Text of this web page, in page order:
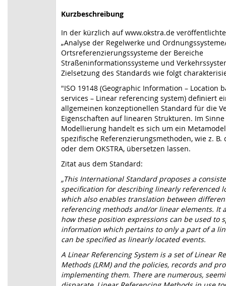
Kurzbeschreibung
In der kürzlich aufwww.okstra.de
„Analyse der Regelwerke und
Ortsreferenzierungssysteme der Bereiche
Straßeninformationssysteme und
Zielsetzung des Standards wie folgt
"ISO 19148 (Geographic Information – Location
services – Linear referencing system) definiert
allgemeinen konzeptionellen Standard für die
Eigenschaften auf linearen Strukturen. Im
Modellierung handelt es sich um ein
spezifische Referenzierungsmethoden, wie z. B.
oder dem OKSTRA, übersetzen lassen.
Zitat aus dem Standard:
„This International Standard proposes a
specification for describing linearly referenced
which also enables translation between
referencing methods and/or linear elements. It
how these position expressions can be used to
information which pertains to only a part of a
can be specified as linearly located events.
A Linear Referencing System is a set of Linear
Methods (LRM) and the policies, records and
implementing them. There are numerous,